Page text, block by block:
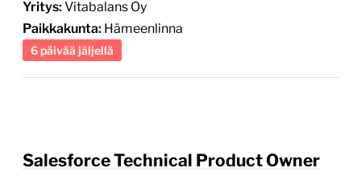
Yritys: Vitabalans Oy
Paikkakunta: Hämeenlinna
6 päivää jäljellä
Salesforce Technical Product Owner